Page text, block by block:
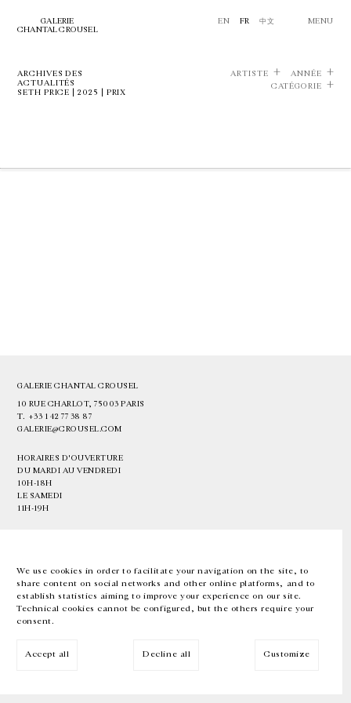
We use cookies in order to facilitate your navigation on the site, to
share content on social networks and other online platforms, and to
establish statistics aiming to improve your experience on our site.
Technical cookies cannot be configured, but the others require your
consent.
Accept all Decline all Customize
GALERIE
CHANTAL CROUSEL
EN FR 中文 MENU
ARCHIVES DES
ACTUALITÉS
SETH PRICE | 2025 | PRIX
ARTISTE
ANNÉE
CATÉGORIE
GALERIE CHANTAL CROUSEL
10 RUE CHARLOT, 75003 PARIS
T. +33 1 42 77 38 87
GALERIE@CROUSEL.COM
HORAIRES D'OUVERTURE
DU MARDI AU VENDREDI
10H-18H
LE SAMEDI
11H-19H
EN FR 中文 Facebook Instagram
Inscrivez-vous à notre newsletter